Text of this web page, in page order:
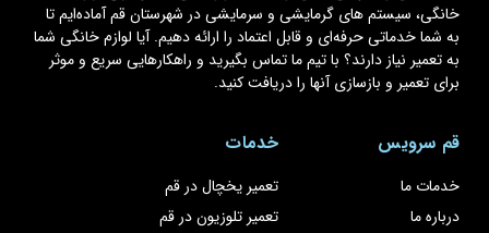
خانگی، سیستم های گرمایشی و سرمایشی در شهرستان قم آماده‌ایم تا
به شما خدماتی حرفه‌ای و قابل اعتماد را ارائه دهیم. آیا لوازم خانگی شما
به تعمیر نیاز دارند؟ با تیم ما تماس بگیرید و راهکارهایی سریع و موثر
برای تعمیر و بازسازی آنها را دریافت کنید.
قم سرویس
خدمات ما
درباره ما
خدمات
تعمیر یخچال در قم
تعمیر تلوزیون در قم